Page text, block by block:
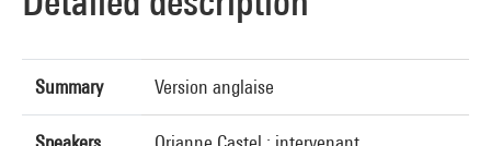
Summary Version anglaise